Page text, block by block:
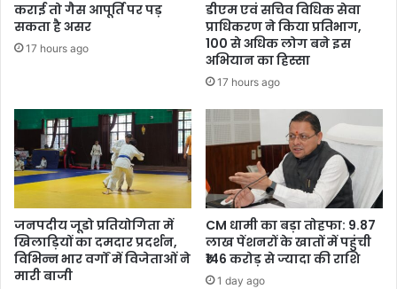
कराई तो गैस आपूर्ति पर पड़
सकता है असर
17 hours ago
डीएम एवं सचिव विधिक सेवा
प्राधिकरण ने किया प्रतिभाग,
100 से अधिक लोग बने इस
अभियान का हिस्सा
17 hours ago
जनपदीय जूडो प्रतियोगिता में
खिलाड़ियों का दमदार प्रदर्शन,
विभिन्न भार वर्गों में विजेताओं ने
मारी बाजी
CM धामी का बड़ा तोहफा: 9.87
लाख पेंशनरों के खातों में पहुंची
₹146 करोड़ से ज्यादा की राशि
1 day ago